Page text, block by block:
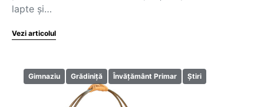
lapte și…
Vezi articolul
Gimnaziu Grădiniță Învățământ Primar Știri